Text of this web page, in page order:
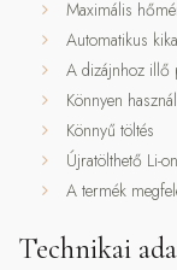
Maximális
Automatikus
A dizájnhoz illő
Könnyen
Könnyű töltés
Újratölthető Li-
A termék
Technikai